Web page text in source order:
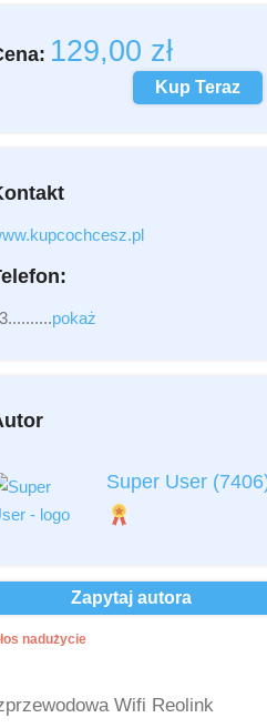
129,00 zł
Kup Teraz
pokaż
Super User
Zapytaj autora
nadużycie
i akceptuję
Politykę
danych osobowych *
Wifi Reolink